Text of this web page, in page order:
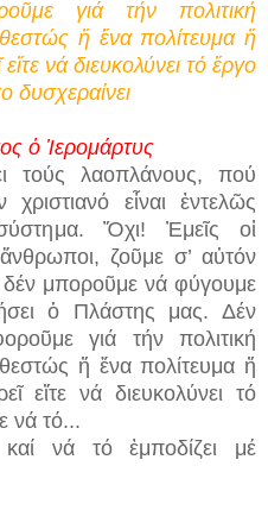
γιά τήν πολιτική
ἤ ἕνα πολίτευμα ἤ
νά διευκολύνει τό ἔργο
δυσχεραίνει
ὁ Ἱερομάρτυς
τούς λαοπλάνους, πού
εἶναι ἐντελῶς
Ὄχι! Ἐμεῖς οἱ
ζοῦμε σ’ αὐτόν
μποροῦμε νά φύγουμε
ὁ Πλάστης μας. Δέν
γιά τήν πολιτική
ἤ ἕνα πολίτευμα ἤ
εἴτε νά διευκολύνει τό
νά τό...
καί νά τό ἐμποδίζει μέ